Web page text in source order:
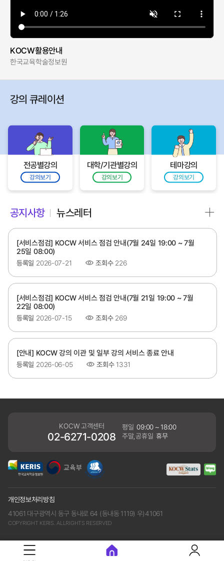
KOCW활용안내
한국교육학술정보원
강의 큐레이션
전공별강의
강의보기
대학/기관별강의
강의보기
테마강의
강의보기
공지사항 뉴스레터
[서비스점검] KOCW 서비스 점검 안내(7월 24일 19:00 ~ 7월
25일 08:00)
등록일 2026-07-21 조회수 226
[서비스점검] KOCW 서비스 점검 안내(7월 21일 19:00 ~ 7월
22일 08:00)
등록일 2026-07-15 조회수 269
[안내] KOCW 강의 이관 및 일부 강의 서비스 종료 안내
등록일 2026-06-05 조회수 1331
KOCW 고객센터
02-6271-0208
평일 09:00 ~ 18:00
주말,공휴일 휴무
개인정보처리방침
41061 대구광역시 동구 동내로 64 (동내동 1119) 우)41061
COPYRIGHT KERIS. ALLRIGHTS RESERVED